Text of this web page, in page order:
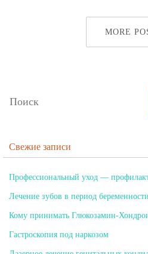
MORE
Свежие записи
Профессиональный уход —
Лечение зубов в период
Кому принимать Глюкозамин-
Гастроскопия под наркозом